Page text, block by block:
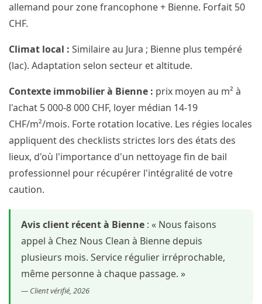
allemand pour zone francophone + Bienne. Forfait 50
CHF.
Climat local : Similaire au Jura ; Bienne plus tempéré
(lac). Adaptation selon secteur et altitude.
Contexte immobilier à Bienne : prix moyen au m² à
l'achat 5 000-8 000 CHF, loyer médian 14-19
CHF/m²/mois. Forte rotation locative. Les régies locales
appliquent des checklists strictes lors des états des
lieux, d'où l'importance d'un nettoyage fin de bail
professionnel pour récupérer l'intégralité de votre
caution.
Avis client récent à Bienne : « Nous faisons
appel à Chez Nous Clean à Bienne depuis
plusieurs mois. Service régulier irréprochable,
même personne à chaque passage. »
— Client vérifié, 2026